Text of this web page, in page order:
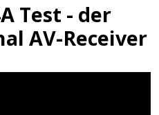
Test - der
AV-Receiver